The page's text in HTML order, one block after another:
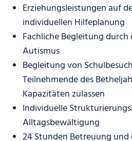
Erziehungsleistungen auf
individuellen Hilfeplanung
Fachliche Begleitung durch
Autismus
Begleitung von
Teilnehmende des
Kapazitäten zulassen
Individuelle
Alltagsbewältigung
24 Stunden Betreuung und